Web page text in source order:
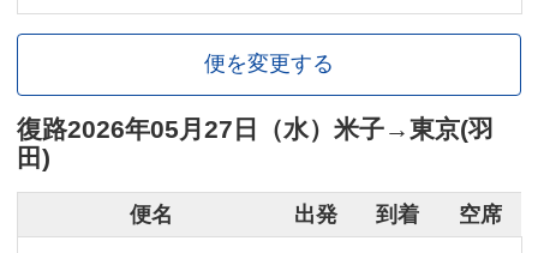
便を変更する
復路2026年05月27日（水） 米子→東京(羽
田)
便名 出発 到着 空席